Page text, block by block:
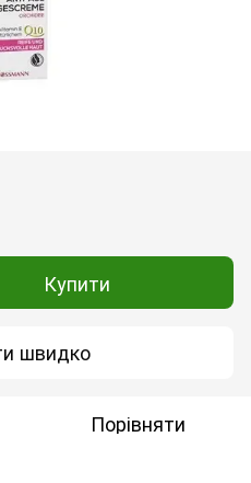
Купити
швидко
Порівняти